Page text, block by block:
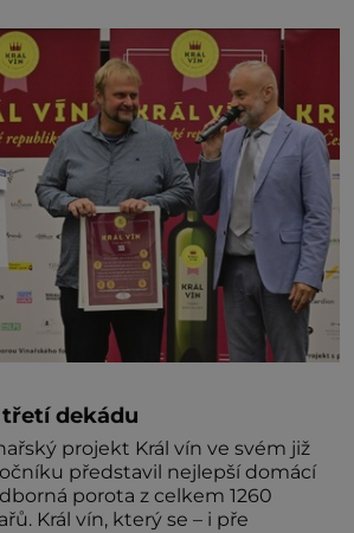
ustane. Když o mnoho let
třetí dekádu
projekt Král vín ve svém již
představil nejlepší domácí
porota z celkem 1260
vzorků od 157 vinařů. Král vín, který se – i pře